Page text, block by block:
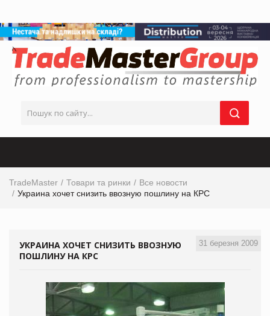
TradeMaster Товари та ринки
Все новости
Украина хочет снизить ввозную пошлину на КРС
31 березня 2009
УКРАИНА ХОЧЕТ СНИЗИТЬ ВВОЗНУЮ
ПОШЛИНУ НА КРС